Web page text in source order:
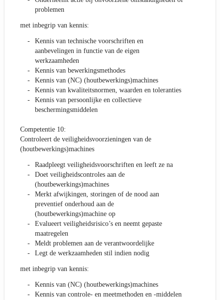
problemen
met inbegrip van kennis:
Kennis van technische voorschriften en
aanbevelingen in functie van de eigen
werkzaamheden
Kennis van bewerkingsmethodes
Kennis van (NC) (houtbewerkings)machines
Kennis van kwaliteitsnormen, waarden en toleranties
Kennis van persoonlijke en collectieve
beschermingsmiddelen
Competentie 10:
Controleert de veiligheidsvoorzieningen van de
(houtbewerkings)machines
Raadpleegt veiligheidsvoorschriften en leeft ze na
Doet veiligheidscontroles aan de
(houtbewerkings)machines
Merkt afwijkingen, storingen of de nood aan
preventief onderhoud aan de
(houtbewerkings)machine op
Evalueert veiligheidsrisico’s en neemt gepaste
maatregelen
Meldt problemen aan de verantwoordelijke
Legt de werkzaamheden stil indien nodig
met inbegrip van kennis:
Kennis van (NC) (houtbewerkings)machines
Kennis van controle- en meetmethoden en -middelen